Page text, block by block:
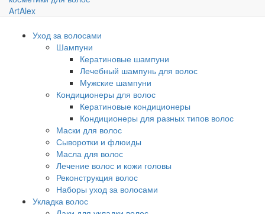
Уход за волосами
Шампуни
Кератиновые шампуни
Лечебный шампунь для волос
Мужские шампуни
Кондиционеры для волос
Кератиновые кондиционеры
Кондиционеры для разных типов волос
Маски для волос
Сыворотки и флюиды
Масла для волос
Лечение волос и кожи головы
Реконструкция волос
Наборы уход за волосами
Укладка волос